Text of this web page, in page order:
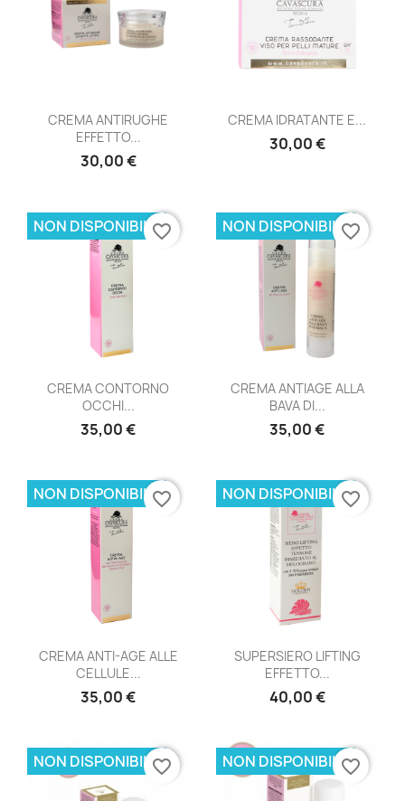
CREMA ANTIRUGHE
EFFETTO...
30,00 €
CREMA IDRATANTE E...
30,00 €
CREMA CONTORNO
OCCHI...
35,00 €
NON DISPONIBILEfavorite_border
CREMA ANTIAGE ALLA
BAVA DI...
35,00 €
NON DISPONIBILEfavorite_border
CREMA ANTI-AGE ALLE
CELLULE...
35,00 €
NON DISPONIBILEfavorite_border
SUPERSIERO LIFTING
EFFETTO...
40,00 €
NON DISPONIBILEfavorite_border
NON DISPONIBILEfavorite_border NON DISPONIBILEfavorite_border